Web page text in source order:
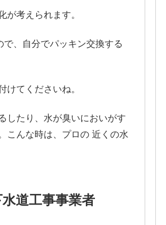
考えられます。
、自分でパッキン交換する
てくださいね。
したり、水が臭いにおいがす
こんな時は、プロの 近くの水
道工事事業者